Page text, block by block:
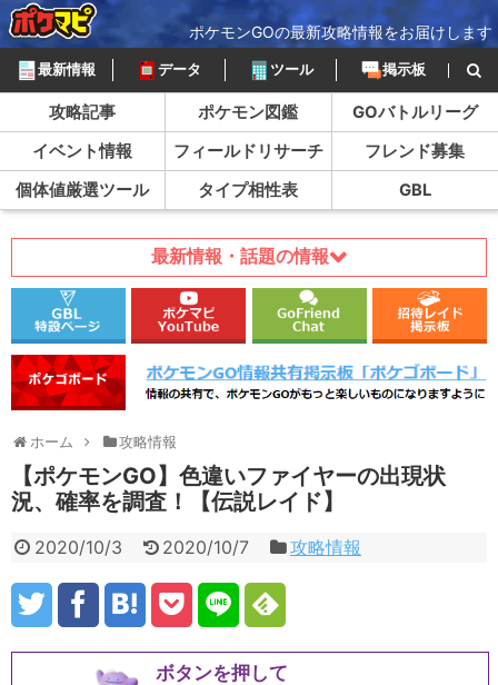
ポケモンGOの最新攻略情報をお届けします
最新情報 データ ツール 掲示板
攻略記事 ポケモン図鑑
GOバトルリーグ
イベント情報
フィールドリサーチ
フレンド募集
個体値厳選ツール
タイプ相性表 GBL
最新情報・話題の情報
ホーム 攻略情報
【ポケモンGO】色違いファイヤーの出現状
況、確率を調査！【伝説レイド】
2020/10/3 2020/10/7 攻略情報
ボタンを押して